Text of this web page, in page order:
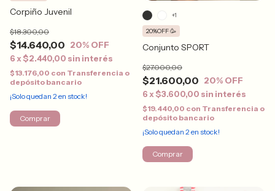
Corpiño Juvenil
$14.640,00
$18.300,00
20% OFF
6 x$2.440,00 sin interés
$13.176,00 con Transferencia o
depósito bancario
¡Solo quedan 2 en stock!
Comprar
Conjunto SPORT
$21.600,00
$27.000,00
20% OFF
6 x$3.600,00 sin interés
20%OFF 🥳
$19.440,00 con Transferencia o
depósito bancario
¡Solo quedan 2en stock!
+1
Comprar